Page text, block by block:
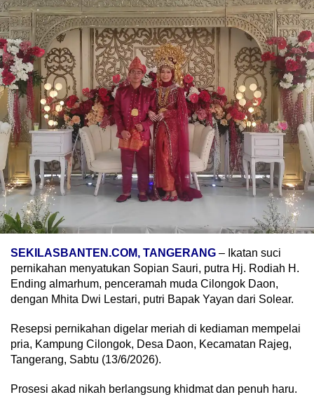
SEKILASBANTEN.COM, TANGERANG – Ikatan suci
pernikahan menyatukan Sopian Sauri, putra Hj. Rodiah H.
Ending almarhum, penceramah muda Cilongok Daon,
dengan Mhita Dwi Lestari, putri Bapak Yayan dari Solear.
Resepsi pernikahan digelar meriah di kediaman mempelai
pria, Kampung Cilongok, Desa Daon, Kecamatan Rajeg,
Tangerang, Sabtu (13/6/2026).
Prosesi akad nikah berlangsung khidmat dan penuh haru.